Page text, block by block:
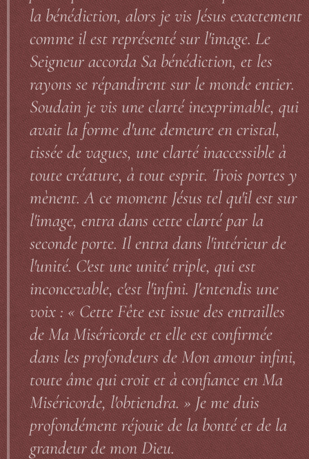
la bénédiction, alors je vis Jésus exactement
comme il est représenté sur l'image. Le
Seigneur accorda Sa bénédiction, et les
rayons se répandirent sur le monde entier.
Soudain je vis une clarté inexprimable, qui
avait la forme d'une demeure en cristal,
tissée de vagues, une clarté inaccessible à
toute créature, à tout esprit. Trois portes y
mènent. A ce moment Jésus tel qu'il est sur
l'image, entra dans cette clarté par la
seconde porte. Il entra dans l'intérieur de
l'unité. C'est une unité triple, qui est
inconcevable, c'est l'infini. J'entendis une
voix : « Cette Fête est issue des entrailles
de Ma Miséricorde et elle est confirmée
dans les profondeurs de Mon amour infini,
toute âme qui croit et à confiance en Ma
Miséricorde, l'obtiendra. » Je me duis
profondément réjouie de la bonté et de la
grandeur de mon Dieu.